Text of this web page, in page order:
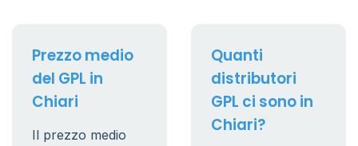
Prezzo medio
del GPL in
Chiari
Il prezzo medio
Quanti
distributori
GPL ci sono in
Chiari?